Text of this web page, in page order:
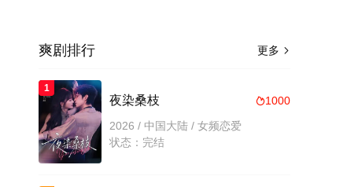
更多 
爽剧排行
1
1000
夜染桑枝
2026 / 中国大陆 / 女频恋爱
状态：完结